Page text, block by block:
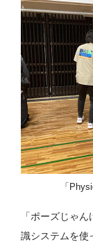
「
「ポーズじゃ
識システムを使